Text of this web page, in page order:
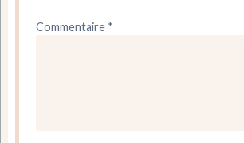
Commentaire *